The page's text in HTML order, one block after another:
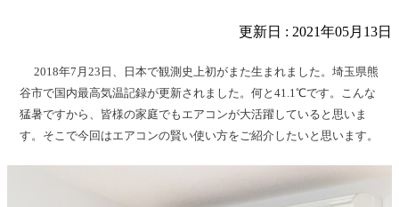
更新日 : 2021年05月13日
2018年7月23日、日本で観測史上初がまた生まれました。埼玉県熊
谷市で国内最高気温記録が更新されました。何と41.1℃です。こんな
猛暑ですから、皆様の家庭でもエアコンが大活躍していると思いま
す。そこで今回はエアコンの賢い使い方をご紹介したいと思います。